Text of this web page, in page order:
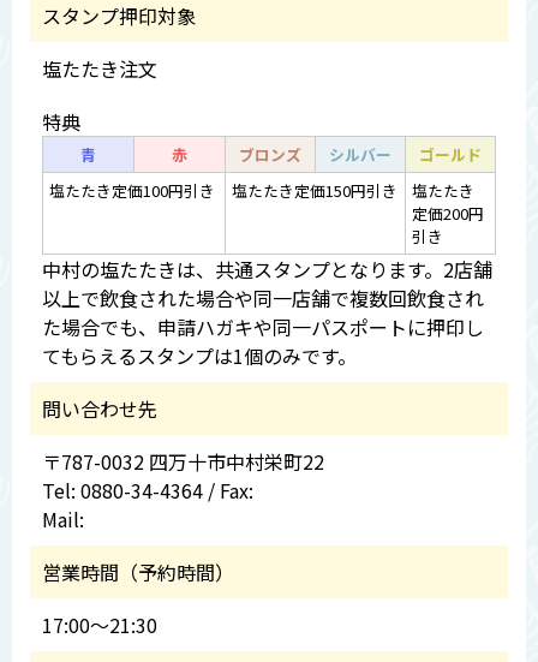
スタンプ押印対象
塩たたき注文
特典
青 赤 ブロンズ シルバー
ゴールド
塩たたき定価100円引き
塩たたき定価150円引き
塩たたき
定価200円
引き
中村の塩たたきは、共通スタンプとなります。2店舗
以上で飲食された場合や同一店舗で複数回飲食され
た場合でも、申請ハガキや同一パスポートに押印し
てもらえるスタンプは1個のみです。
問い合わせ先
〒787-0032 四万十市中村栄町22
Tel: 0880-34-4364 / Fax:
Mail:
営業時間（予約時間）
17:00～21:30